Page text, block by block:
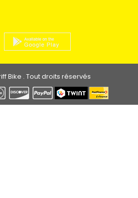
Bike . Tout droits réservés